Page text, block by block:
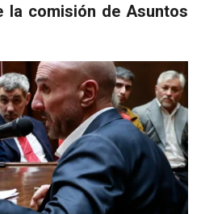
la comisión de Asuntos